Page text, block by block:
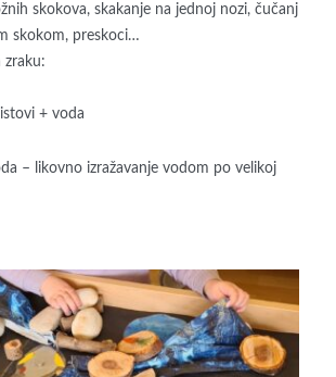
skokova, skakanje na jednoj nozi, čučanj
skokom, preskoci…
zraku:
+ voda
– likovno izražavanje vodom po velikoj